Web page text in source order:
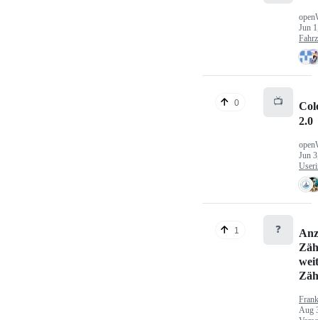
Jun
0 📺
2.0
Jun
1 ❓
Aug